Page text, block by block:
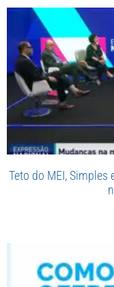
Teto do MEI,